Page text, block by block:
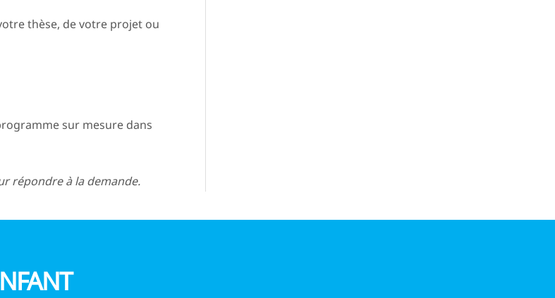
thèse, de votre projet ou
sur mesure dans
répondre à la demande.